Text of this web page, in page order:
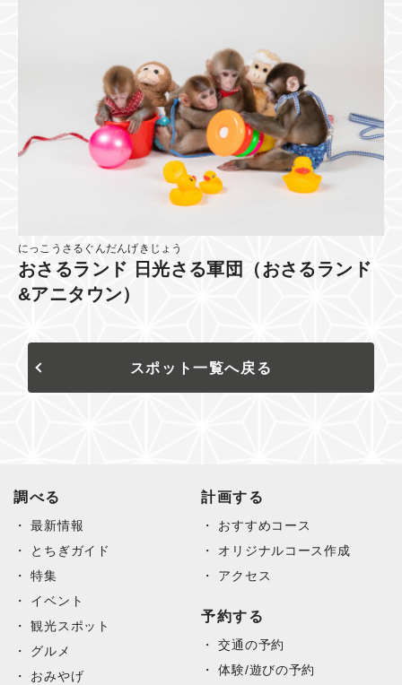
にっこうさるぐんだんげきじょう
おさるランド 日光さる軍団（おさるランド
&アニタウン）
スポット一覧へ戻る
調べる
最新情報
とちぎガイド
特集
イベント
観光スポット
グルメ
おみやげ
計画する
おすすめコース
オリジナルコース作成
アクセス
予約する
交通の予約
体験/遊びの予約